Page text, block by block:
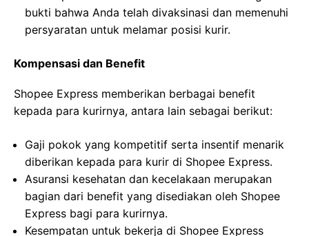
bukti bahwa Anda telah divaksinasi dan memenuhi
persyaratan untuk melamar posisi kurir.
Kompensasi dan Benefit
Shopee Express memberikan berbagai benefit
kepada para kurirnya, antara lain sebagai berikut:
Gaji pokok yang kompetitif serta insentif menarik
diberikan kepada para kurir di Shopee Express.
Asuransi kesehatan dan kecelakaan merupakan
bagian dari benefit yang disediakan oleh Shopee
Express bagi para kurirnya.
Kesempatan untuk bekerja di Shopee Express